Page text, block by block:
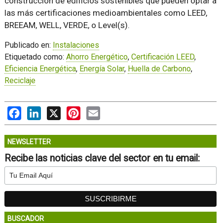
las más certificaciones medioambientales como LEED,
BREEAM, WELL, VERDE, o Level(s).
Publicado en: Instalaciones
Etiquetado como: Ahorro Energético, Certificación LEED,
Eficiencia Energética, Energía Solar, Huella de Carbono,
Reciclaje
FacebookLinkedIn
X PinterestEmail
NEWSLETTER
Recibe las noticias clave del sector en tu email:
BUSCADOR